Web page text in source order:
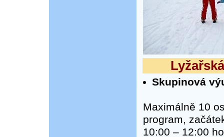
Skupinová
Maximálně 10
program,
10:00 – 12:00